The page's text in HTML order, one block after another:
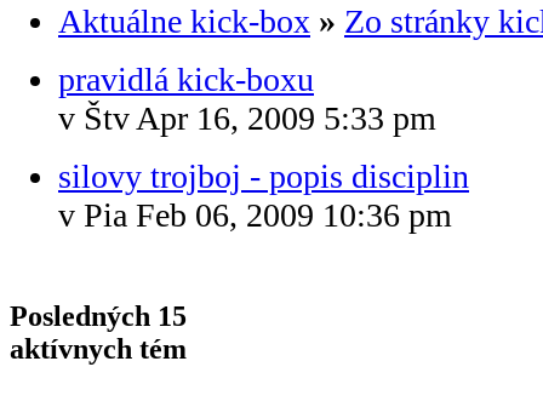
Aktuálne kick-box » Zo stránky
pravidlá kick-boxu
v Štv Apr 16, 2009 5:33 pm
silovy trojboj - popis disciplin
v Pia Feb 06, 2009 10:36 pm
Posledných 15
aktívnych tém